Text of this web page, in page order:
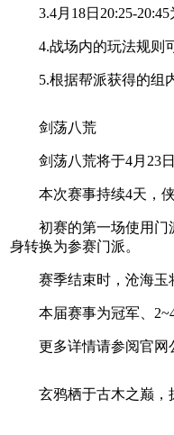
3.4月18日20:25-20:45
4.战场内的玩法规则可
5.根据帮派获得的组内
剑荡八荒
剑荡八荒将于4月23日
本次赛事持续4天，侠
初赛的第一场使用门派
身转换为参赛门派。
赛季结束时，沧海玉
本届赛事为冠军、2~4
更多详情请参阅官网公
玄鸦栖于古木之巅，掠